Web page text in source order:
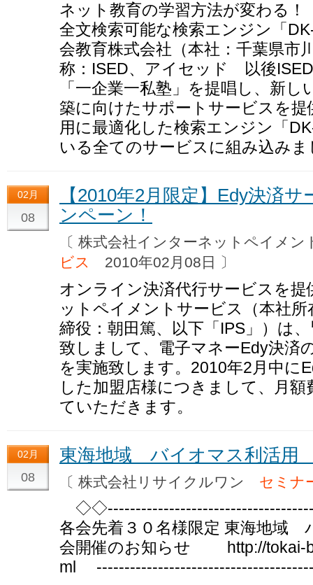
ネット教育の学習方法が変わる
全文検索可能な検索エンジン「
会教育株式会社（本社：千葉県市
称：ISED、アイセッド 以後
「一企業一私塾」を提唱し、新
築に向けたサポートサービスを
用に最適化した検索エンジン「
いる全てのサービスに組み込みま
02月
08
【2010年2月限定】Edy決済
ンペーン！
〔 株式会社インターネットペイメ
ビス
2010年02月08日 〕
オンライン決済代行サービスを
ットペイメントサービス（本社
締役：朝田篤、以下「IPS」）は
致しまして、電子マネーEdy決済
を実施致します。2010年2月中に
した加盟店様につきまして、月
ていただきます。
02月
08
東海地域 バイオマス利活用
〔 株式会社リサイクルワン セミナ
各会先着３０名様限定 東海地域
会開催のお知らせ http://tokai-
ml